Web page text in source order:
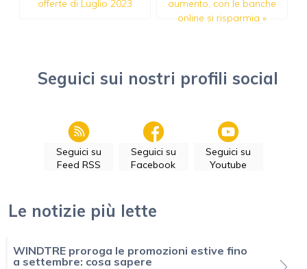
offerte di Luglio 2023
aumento, con le banche
online si risparmia »
Seguici sui nostri profili social
Seguici su
Feed RSS
Seguici su
Facebook
Seguici su
Youtube
Le notizie più lette
WINDTRE proroga le promozioni estive fino
a settembre: cosa sapere